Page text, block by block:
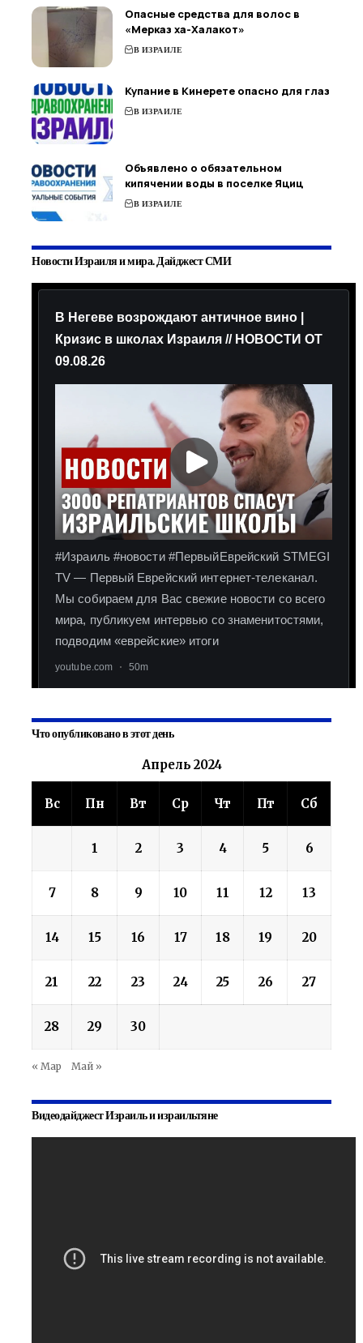
Опасные средства для волос в
«Мерказ ха-Халакот»
В ИЗРАИЛЕ
Купание в Кинерете опасно для глаз
В ИЗРАИЛЕ
Объявлено о обязательном
кипячении воды в поселке Яциц
В ИЗРАИЛЕ
Новости Израиля и мира. Дайджест СМИ
Что опубликовано в этот день
Апрель 2024
Вс Пн Вт Ср Чт Пт Сб
1 2 3 4 5 6
7 8 9 10 11 12 13
14 15 16 17 18 19 20
21 22 23 24 25 26 27
28 29 30
« Мар Май »
Видеодайджест Израиль и израильтяне